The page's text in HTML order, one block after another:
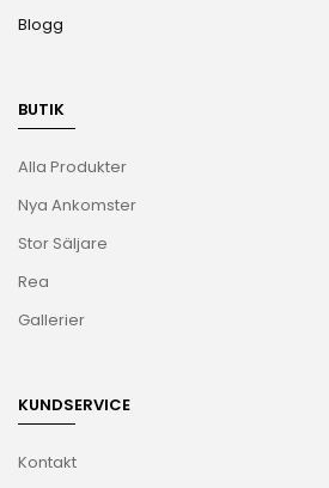
Blogg
BUTIK
Alla Produkter
Nya Ankomster
Stor Säljare
Rea
Gallerier
KUNDSERVICE
Kontakt